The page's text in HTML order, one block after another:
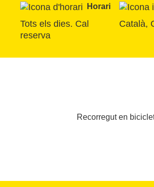
Horari
Tots els dies. Cal
reserva
Català,
Recorregut en